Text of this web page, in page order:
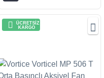
ÜCRETSİZ
KARGO